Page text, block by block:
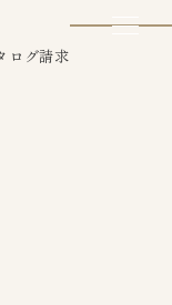
ログ請求